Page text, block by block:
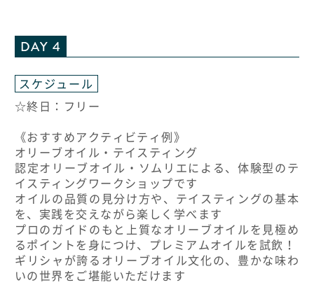
DAY 4
スケジュール
☆終日：フリー
《おすすめアクティビティ例》
オリーブオイル・テイスティング
認定オリーブオイル・ソムリエによる、体験型のテ
イスティングワークショップです
オイルの品質の見分け方や、テイスティングの基本
を、実践を交えながら楽しく学べます
プロのガイドのもと上質なオリーブオイルを見極め
るポイントを身につけ、プレミアムオイルを試飲！
ギリシャが誇るオリーブオイル文化の、豊かな味わ
いの世界をご堪能いただけます